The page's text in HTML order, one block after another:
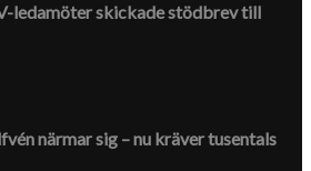
ledamöter skickade stödbrev till
närmar sig – nu kräver tusentals